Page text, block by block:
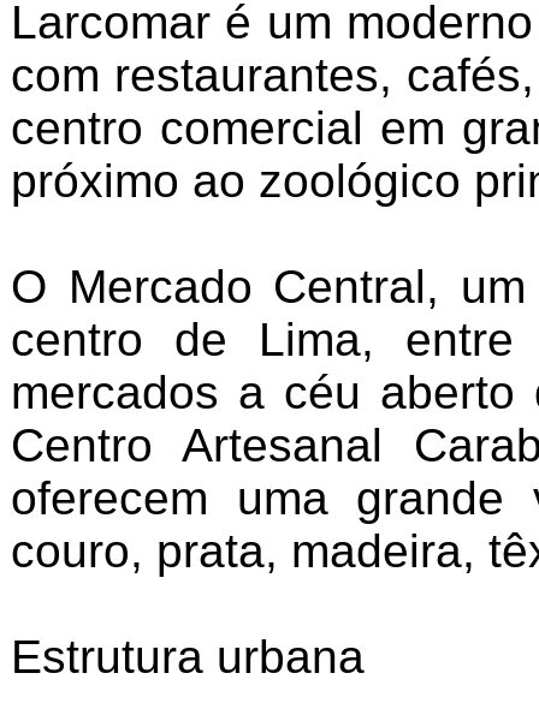
Larcomar é um
com restaurantes,
centro comercial em
próximo ao zoológico
O Mercado Central,
centro de Lima,
mercados a céu
Centro Artesanal
oferecem uma grande
couro, prata, madeira,
Estrutura urbana